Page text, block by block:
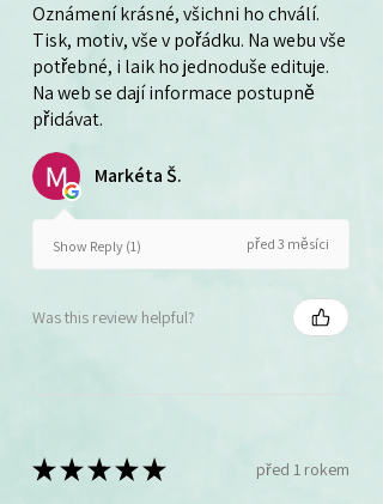
Oznámení krásné, všichni ho chválí.
Tisk, motiv, vše v pořádku. Na webu vše
potřebné, i laik ho jednoduše edituje.
Na web se dají informace postupně
přidávat.
Markéta Š.
Show Reply (1) před 3 měsíci
Was this review helpful?
★★★★★ před 1 rokem